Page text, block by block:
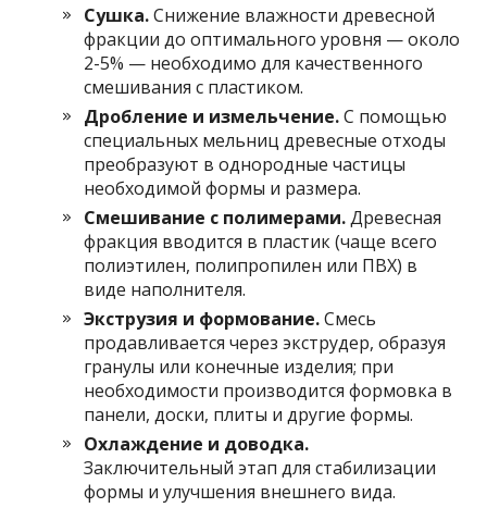
Сушка.Снижение влажности древесной
фракции до оптимального уровня — около
2-5% — необходимо для качественного
смешивания с пластиком.
Дробление и измельчение.С помощью
специальных мельниц древесные отходы
преобразуют в однородные частицы
необходимой формы и размера.
Смешивание с полимерами.Древесная
фракция вводится в пластик (чаще всего
полиэтилен, полипропилен или ПВХ) в
виде наполнителя.
Экструзия и формование.Смесь
продавливается через экструдер, образуя
гранулы или конечные изделия; при
необходимости производится формовка в
панели, доски, плиты и другие формы.
Охлаждение и доводка.
Заключительный этап для стабилизации
формы и улучшения внешнего вида.